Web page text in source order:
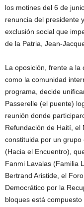
los motines del 6 de
renuncia del presidente
exclusión social que
de la Patria, Jean-
La oposición, frente a
como la comunidad
programa, decide
Passerelle (el puente)
reunión donde
Refundación de Haití, el
constituida por un
(Hacia el Encuentro),
Fanmi Lavalas (Familia
Bertrand Aristide, el
Democrático por la
bloques está